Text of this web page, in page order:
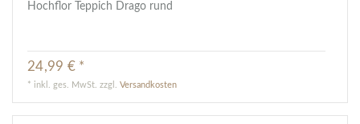
Hochflor Teppich Drago rund
24,99 € *
* inkl. ges. MwSt. zzgl.Versandkosten